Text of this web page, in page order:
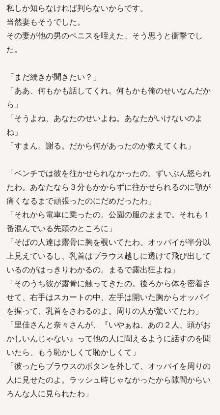
私しか知らなければ判らないからです。
当然妻もそうでした。
その妻が他の男のペニスを咥えた、そう思うと衝撃でし
た。
「まだ続きが聞きたい？」
「ああ、何もかも話してくれ。何もかも俺のせいなんだか
ら」
「そうよね、あなたのせいよね。あなたがいけないのよ
ね」
「すまん。謝る。だから何があったのか教えてくれ」
「ベンチでは彼を往かせられなかったの。ずいぶん怒られ
たわ。あなたなら３分もかからずに往かせられるのに顎が
痛くなるまで頑張ったのにだめだったわ」
「それから電車に乗ったの。公園の服のままで。それも１
番混んでいる先頭のところに」
「そばの人達は露骨に胸を覗いてたわ。オッパイが半分以
上見えているし、乳首はブラウス越しに透けて飛び出して
いるのがはっきりわかるの。まるで露出狂よね」
「そのうち彼が露骨に触ってきたの。後ろから体を密着さ
せて、右手はスカートの中、左手は開いた胸からオッパイ
を握って、乳首をさわるのよ。周りの人が驚いてたわ」
「里佳さんと奈々さんが、『いやぁね、あの２人、頭がお
かしいんじゃない』って他の人に聞えるように話すのを聞
いたら、もう恥かしくて恥かしくて」
「彼ったらブラウスのボタンを外して、オッパイを周りの
人に見せたのよ。ラッシュ時じゃなかったから隙間からい
ろんな人に見られたわ」